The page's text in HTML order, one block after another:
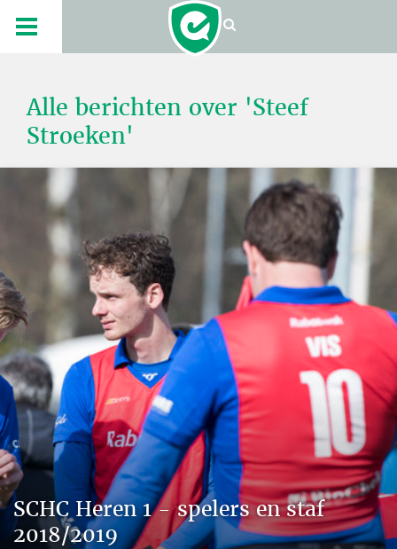
Alle berichten over 'Steef
Stroeken'
SCHC Heren 1 - spelers en staf
2018/2019